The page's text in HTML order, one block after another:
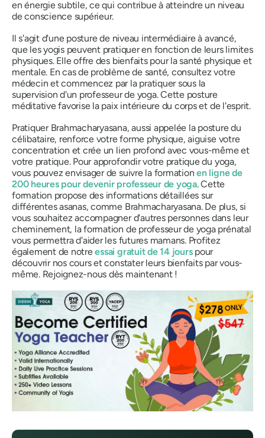
en énergie subtile, ce qui contribue à atteindre un niveau
de conscience supérieur.
Il s'agit d'une posture de niveau intermédiaire à avancé,
que les yogis peuvent pratiquer en fonction de leurs limites
physiques. Elle offre des bienfaits pour la santé physique et
mentale. En cas de problème de santé, consultez votre
médecin et commencez par la pratiquer sous la
supervision d'un professeur de yoga. Cette posture
méditative favorise la paix intérieure du corps et de l'esprit.
Pratiquer Brahmacharyasana, aussi appelée la posture du
célibataire, renforce votre forme physique, aiguise votre
concentration et crée un lien profond avec vous-même et
votre pratique. Pour approfondir votre pratique du yoga,
vous pouvez envisager de suivre la formationen ligne de
200 heures pour devenir professeur de yoga. Cette
formation propose des informations détaillées sur
différentes asanas, comme Brahmacharyasana. De plus, si
vous souhaitez accompagner d'autres personnes dans leur
cheminement, la formation de professeur de yoga prénatal
vous permettra d'aider les futures mamans. Profitez
également de notreessai gratuit de 14 jourspour
découvrir nos cours et constater leurs bienfaits par vous-
même. Rejoignez-nous dès maintenant !